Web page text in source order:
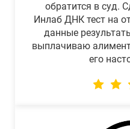
обратится в суд.
Инлаб ДНК тест на
данные
выплачиваю
его